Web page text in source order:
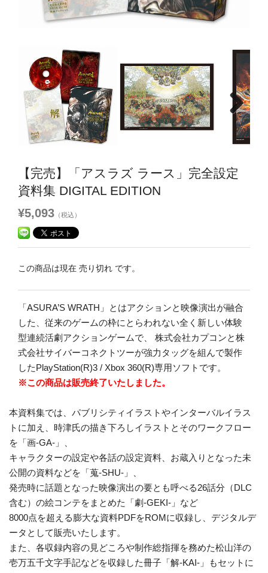
Next
【完売】「アスラズ ラース」完全設定
資料集 DIGITAL EDITION
¥5,093 （税込）
この商品は現在 売り切れ です。
「ASURA’S WRATH」とはアクションと映像演出が融合
した、従来のゲームの枠にとらわれない全く新しい体験
型連続活劇アクションゲームで、 株式会社カプコンと株
式会社サイバーコネクトツーが強力タッグを組んで製作
したPlayStation(R)3 / Xbox 360(R)専用ソフトです。
※この商品は販売終了いたしました。
本資料集では、パブリシティイラストやインターバルイラス
トに加え、時津氏の描き下ろしイラストとそのワークフロー
を「画-GA-」、
キャラクターの設定や各話の設定資料、お蔵入りとなった未
公開の資料などを「蒐-SHU-」、
発売時に話題となった映像演出の要とも呼べる26話分（DLC
含む）の絵コンテをまとめた「劇-GEKI-」など
8000点を超える膨大な資料PDFをROMに収録し、デジタルデ
ータとして販売いたします。
また、各収録内容の見どころや制作総指揮を務めた松山洋の
壱万五千文字手記などを収録した冊子「解-KAI-」もセットに